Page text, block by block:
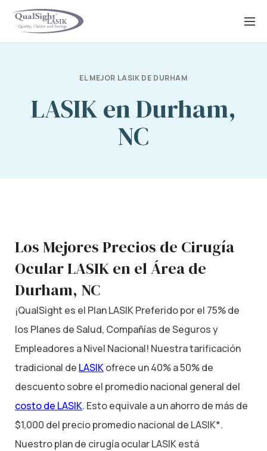
Saltar
EL MEJOR LASIK DE DURHAM
LASIK en Durham,
NC
Los Mejores Precios de Cirugía
Ocular LASIK en el Área de
Durham, NC
¡QualSight es el Plan LASIK Preferido por el 75% de
los Planes de Salud, Compañías de Seguros y
Empleadores a Nivel Nacional! Nuestra tarificación
tradicional de LASIKofrece un 40% a 50% de
descuento sobre el promedio nacional general del
costo de LASIK. Esto equivale a un ahorro de más de
$1,000 del precio promedio nacional de LASIK*.
Nuestro plan de cirugía ocular LASIK está